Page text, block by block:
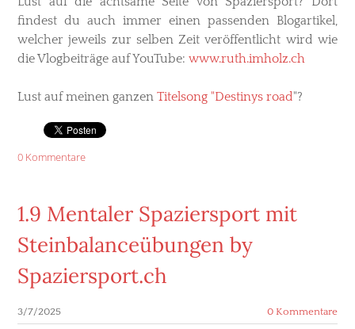
findest du auch immer einen passenden Blogartikel,
welcher jeweils zur selben Zeit veröffentlicht wird wie
die Vlogbeiträge auf YouTube: www.ruth.imholz.ch
Lust auf meinen ganzen Titelsong "Destinys road"?
0 Kommentare
1.9 Mentaler Spaziersport mit
Steinbalanceübungen by
Spaziersport.ch
3/7/2025 0 Kommentare